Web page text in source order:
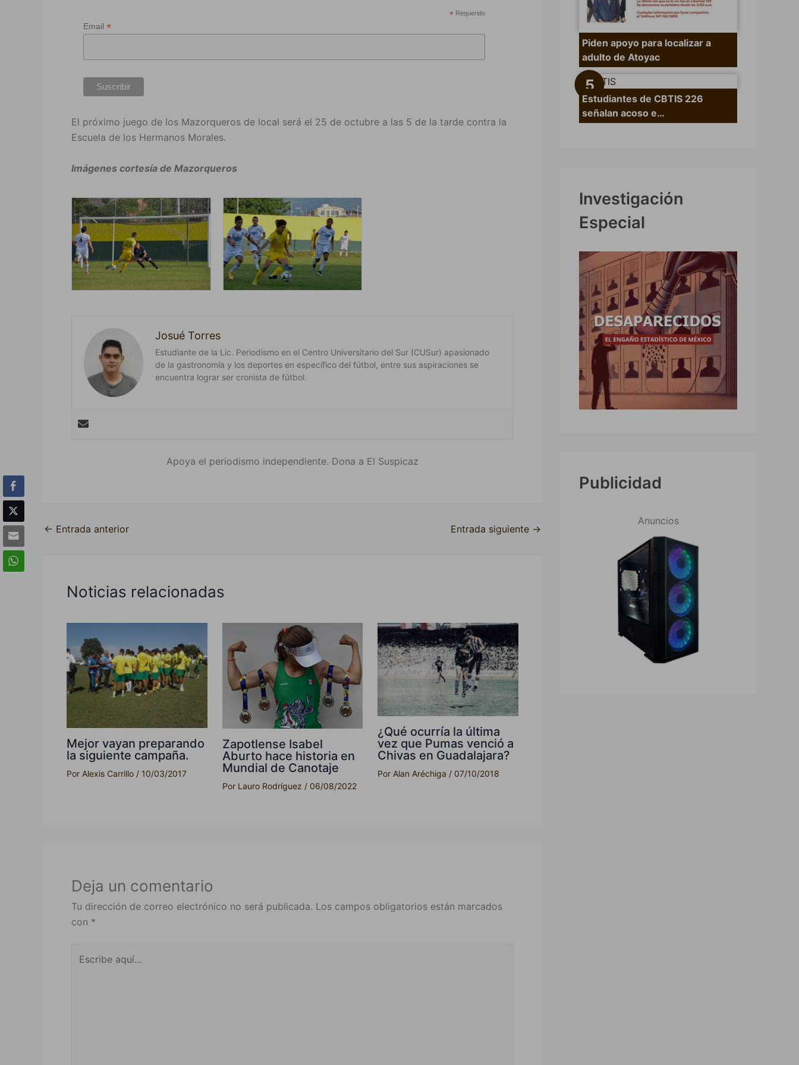
* Requerido
Email *
El próximo juego de los Mazorqueros de local será el 25 de octubre a las 5 de la tarde contra la
Escuela de los Hermanos Morales.
Imágenes cortesía de Mazorqueros
Josué Torres
Estudiante de la Lic. Periodismo en el Centro Universitario del Sur (CUSur) apasionado
de la gastronomía y los deportes en específico del fútbol, entre sus aspiraciones se
encuentra lograr ser cronista de fútbol.
Apoya el periodismo independiente. Dona a El Suspicaz
← Entrada anterior Entrada siguiente →
Noticias relacionadas
Mejor vayan preparando
la siguiente campaña.
Por Alexis Carrillo / 10/03/2017
Zapotlense Isabel
Aburto hace historia en
Mundial de Canotaje
Por Lauro Rodríguez / 06/08/2022
¿Qué ocurría la última
vez que Pumas venció a
Chivas en Guadalajara?
Por Alan Aréchiga / 07/10/2018
Deja un comentario
Tu dirección de correo electrónico no será publicada. Los campos obligatorios están marcados
con *
aquí...
Piden apoyo para localizar a
adulto de Atoyac
Estudiantes de CBTIS 226
señalan acoso e…
Investigación
Especial
Publicidad
Anuncios